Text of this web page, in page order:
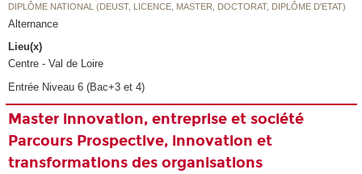
DIPLÔME NATIONAL (DEUST, LICENCE, MASTER, DOCTORAT, DIPLÔME D'ETAT)
Alternance
Lieu(x)
Centre - Val de Loire
Entrée Niveau 6 (Bac+3 et 4)
Master innovation, entreprise et société
Parcours Prospective, innovation et
transformations des organisations